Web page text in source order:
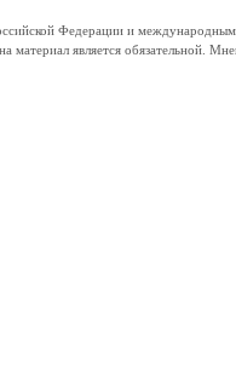
Федерации и
является обязательной.